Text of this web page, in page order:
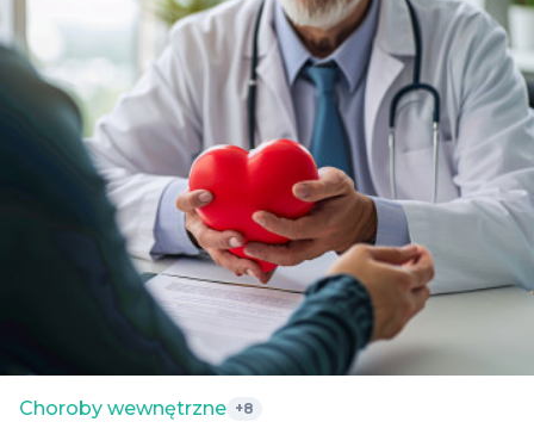
Choroby wewnętrzne +8